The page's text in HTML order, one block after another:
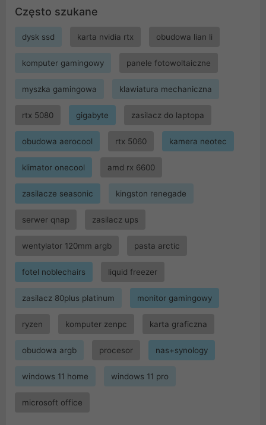
Często szukane
dysk ssd karta nvidia rtx obudowa lian li
komputer gamingowy panele fotowoltaiczne
myszka gamingowa klawiatura mechaniczna
rtx 5080 gigabyte zasilacz do laptopa
obudowa aerocool rtx 5060 kamera neotec
klimator onecool amd rx 6600
zasilacze seasonic kingston renegade
serwer qnap zasilacz ups
wentylator 120mm argb pasta arctic
fotel noblechairs liquid freezer
zasilacz 80plus platinum monitor gamingowy
ryzen komputer zenpc karta graficzna
obudowa argb procesor nas+synology
windows 11 home windows 11 pro
microsoft office